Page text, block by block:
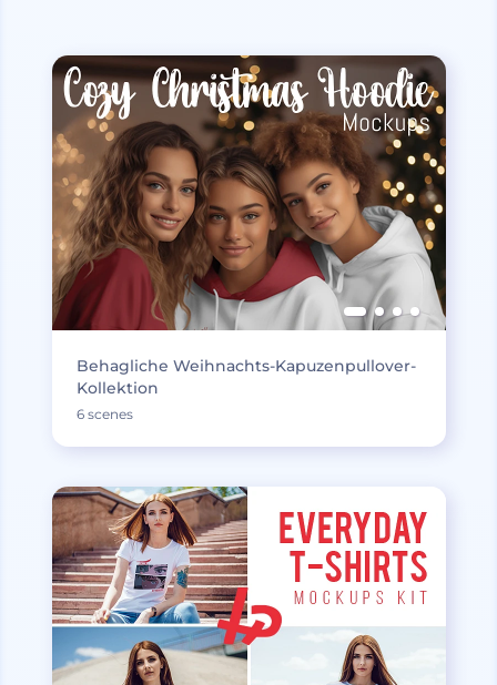
Behagliche Weihnachts-Kapuzenpullover-
Kollektion
6 scenes